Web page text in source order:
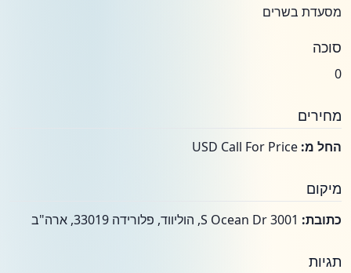
מסעדת בשרים
סוכה
0
מחירים
החל מ:
מיקום
כתובת:
תגיות